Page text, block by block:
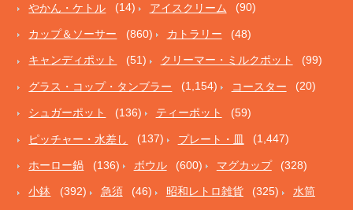
やかん・ケトル (14) アイスクリーム (90)
カップ＆ソーサー (860) カトラリー (48)
キャンディポット (51) クリーマー・ミルクポット (99)
グラス・コップ・タンブラー (1,154) コースター (20)
シュガーポット (136) ティーポット (59)
ピッチャー・水差し (137) プレート・皿 (1,447)
ホーロー鍋 (136) ボウル (600) マグカップ (328)
小鉢 (392) 急須 (46) 昭和レトロ雑貨 (325) 水筒